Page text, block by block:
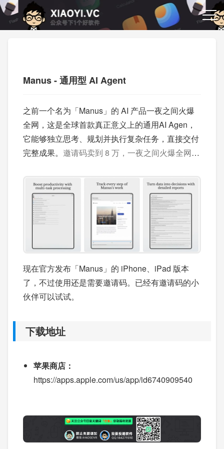
Manus - 通用型 AI Agent
之前一个名为「Manus」的 AI 产品一夜之间火爆
全网，这是全球首款真正意义上的通用AI Agen，
它能够独立思考、规划并执行复杂任务，直接交付
完整成果。 邀请码卖到 8 万，一夜之间火爆全网的
现在官方发布「Manus」的 iPhone、iPad 版本
了，不过使用还是需要邀请码。已经有邀请码的小
伙伴可以试试。
下载地址
苹果商店：
https://apps.apple.com/us/app/id6740909540